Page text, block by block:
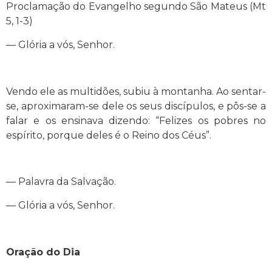
Proclamação do Evangelho segundo São Mateus (Mt
5, 1-3)
— Glória a vós, Senhor.
Vendo ele as multidões, subiu à montanha. Ao sentar-
se, aproximaram-se dele os seus discípulos, e pôs-se a
falar e os ensinava dizendo: “Felizes os pobres no
espírito, porque deles é o Reino dos Céus”.
— Palavra da Salvação.
— Glória a vós, Senhor.
Oração do Dia